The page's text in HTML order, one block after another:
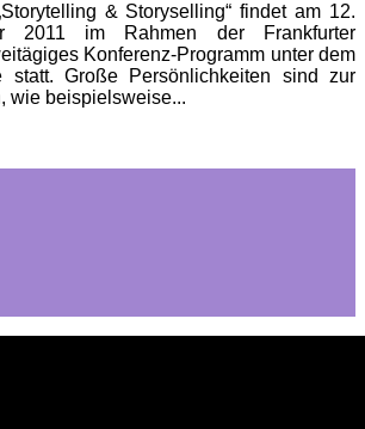
& Storyselling“ findet am 12.
2011 im Rahmen der Frankfurter
Konferenz-Programm unter dem
statt. Große Persönlichkeiten sind zur
wie beispielsweise...